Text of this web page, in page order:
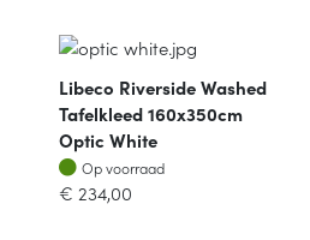
Libeco Riverside Washed
Tafelkleed 160x350cm
Optic White
Op voorraad
Op voorraad
€ 234,00